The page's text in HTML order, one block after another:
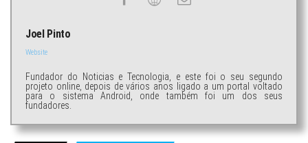
Joel Pinto
Website
Fundador do Noticias e Tecnologia, e este foi o seu segundo
projeto online, depois de vários anos ligado a um portal voltado
para o sistema Android, onde também foi um dos seus
fundadores.